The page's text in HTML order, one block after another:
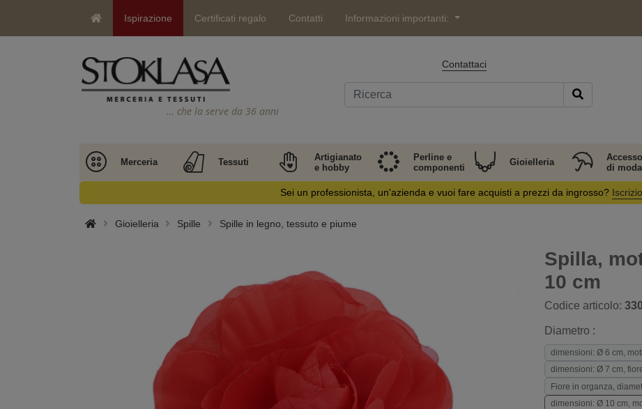
Ispirazione Certificati regalo Contatti Informazioni importanti:
… che la serve da 36 anni
Contattaci
Merceria Tessuti
Artigianato
e hobby
Perline e
componenti
Gioielleria
di moda
Sei un professionista, un'azienda e vuoi fare acquisti a prezzi da ingrosso?
Gioielleria Spille Spille in legno, tessuto e piume
Spilla,
10 cm
Codice articolo:
Diametro :
dimensioni: Ø 6 cm,
dimensioni: Ø 7 cm,
Fiore in organza,
dimensioni: Ø 10 cm,